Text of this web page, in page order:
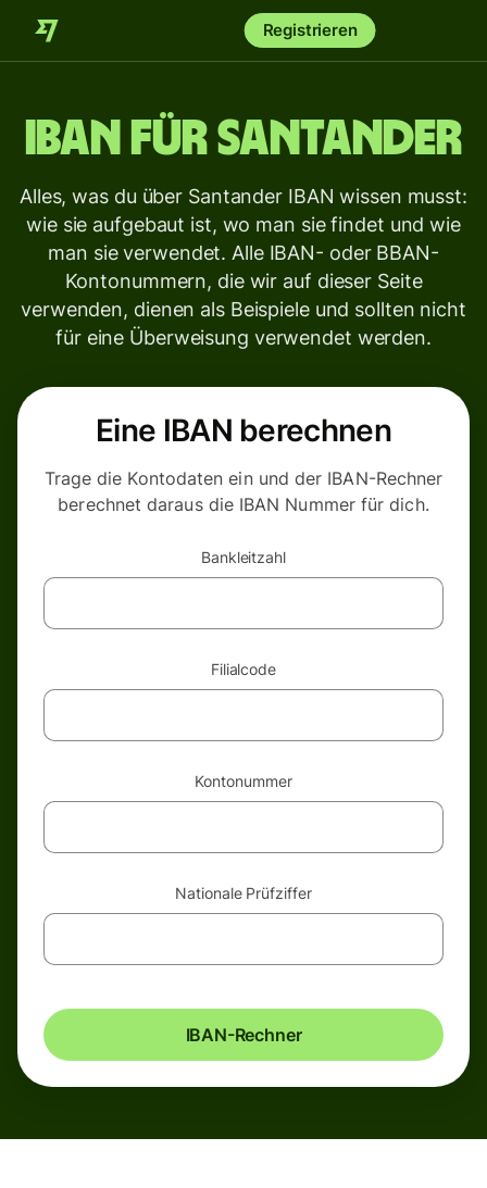
Registrieren
IBAN fürSantander
Alles, was du über Santander IBAN wissen musst:
wie sie aufgebaut ist, wo man sie findet und wie
man sie verwendet. Alle IBAN- oder BBAN-
Kontonummern, die wir auf dieser Seite
verwenden, dienen als Beispiele und sollten nicht
für eine Überweisung verwendet werden.
Eine IBAN berechnen
Trage die Kontodaten ein und der IBAN-Rechner
berechnet daraus die IBAN Nummer für dich.
Bankleitzahl
Filialcode
Kontonummer
Nationale Prüfziffer
IBAN-Rechner